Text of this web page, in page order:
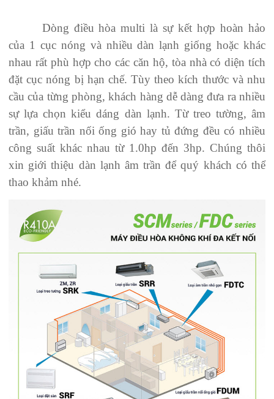
Dòng điều hòa multi là sự kết hợp hoàn hảo
của 1 cục nóng và nhiều dàn lạnh giống hoặc khác
nhau rất phù hợp cho các căn hộ, tòa nhà có diện tích
đặt cục nóng bị hạn chế. Tùy theo kích thước và nhu
cầu của từng phòng, khách hàng dễ dàng đưa ra nhiều
sự lựa chọn kiểu dáng dàn lạnh. Từ treo tường, âm
trần, giấu trần nối ống gió hay tủ đứng đều có nhiều
công suất khác nhau từ 1.0hp đến 3hp. Chúng thôi
xin giới thiệu dàn lạnh âm trần để quý khách có thể
thao khảm nhé.